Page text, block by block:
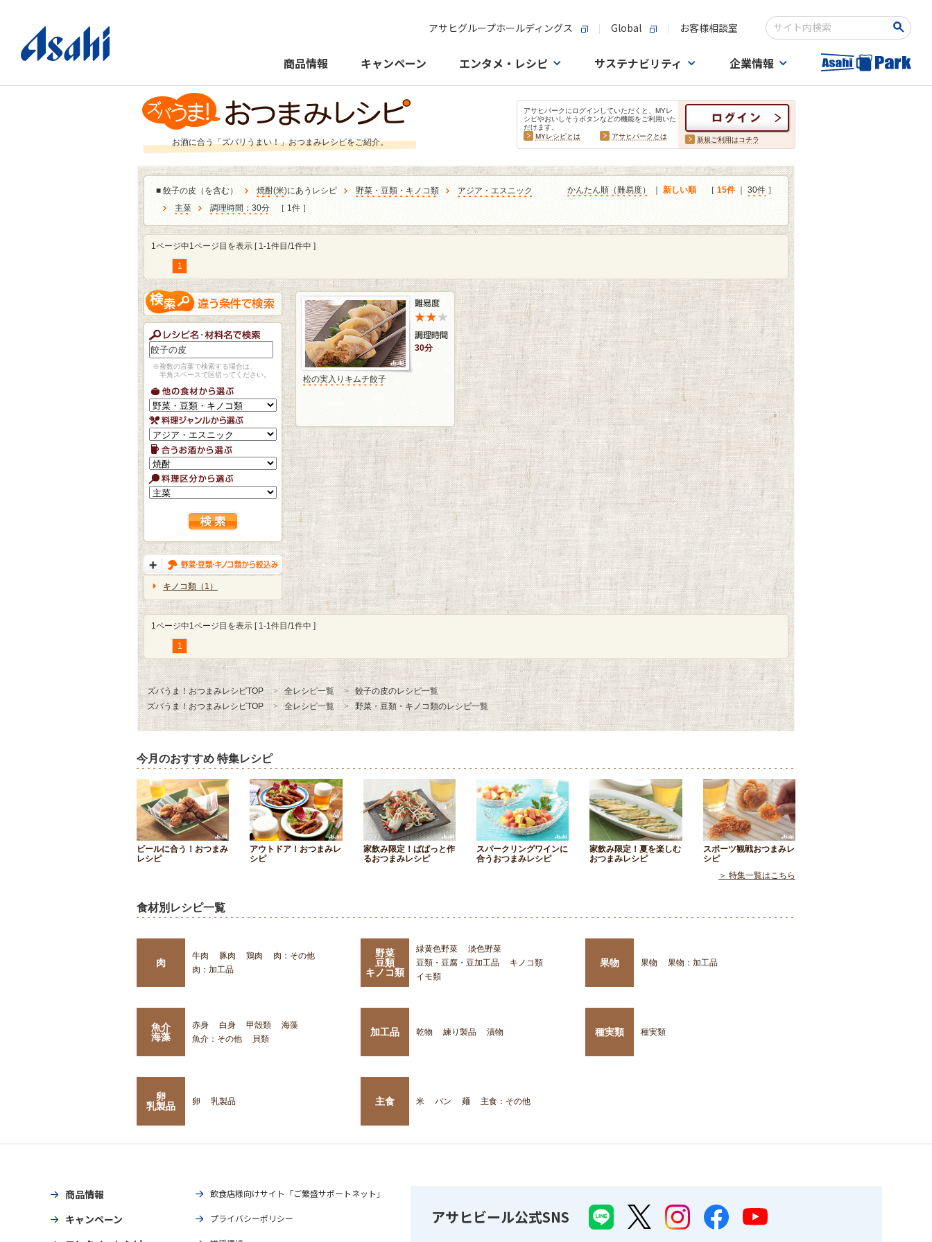
アサヒグループホールディングス Global お客様相談室
検索キーワード入力
商品情報 キャンペーン エンタメ・レシピ サステナビリティ 企業情報
お酒に合う「ズバリうまい！」おつまみレシピをご紹介。
アサヒパークにログインしていただくと、MYレ
シピやおいしそうボタンなどの機能をご利用いた
だけます。
MYレシピとは
アサヒパークとは 新規ご利用はコチラ
■ 餃子の皮（を含む） 焼酎(米)にあうレシピ 野菜・豆類・キノコ類
アジア・エスニック
主菜
調理時間：30分 ［ 1件 ］
かんたん順（難易度） 新しい順 ［ 15件｜ 30件 ］
1ページ中1ページ目を表示 [ 1-1件目/1件中 ]
1
※複数の言葉で検索する場合は、
半角スペースで区切ってください。
キノコ類（1）
30分
松の実入りキムチ餃子
1ページ中1ページ目を表示 [ 1-1件目/1件中 ]
1
ズバうま！おつまみレシピTOP 全レシピ一覧
餃子の皮のレシピ一覧
ズバうま！おつまみレシピTOP
全レシピ一覧 野菜・豆類・キノコ類のレシピ一覧
今月のおすすめ 特集レシピ
ビールに合う！おつまみ
レシピ
アウトドア！おつまみレ
シピ
家飲み限定！ぱぱっと作
るおつまみレシピ
スパークリングワインに
合うおつまみレシピ
家飲み限定！夏を楽しむ
おつまみレシピ
スポーツ観戦おつまみレ
シピ
＞ 特集一覧はこちら
食材別レシピ一覧
肉
牛肉 豚肉 鶏肉
肉：その他
肉：加工品
野菜
豆類
キノコ類
緑黄色野菜
淡色野菜
豆類・豆腐・豆加工品
キノコ類
イモ類
果物 果物 果物：加工品
魚介
海藻
赤身 白身 甲殻類
海藻
魚介：その他
貝類
加工品 乾物 練り製品 漬物 種実類 種実類
卵
乳製品
卵 乳製品 主食 米 パン 麺 主食：その他
商品情報
キャンペーン
飲食店様向けサイト「ご繁盛サポートネット」
プライバシーポリシー アサヒビール公式SNS